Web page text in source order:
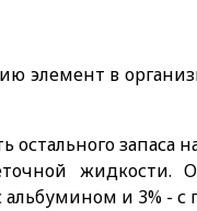
элемент в
остального запаса
жидкости.
и 3% - с